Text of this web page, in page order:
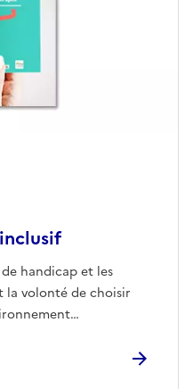
handicap et les
la volonté de choisir